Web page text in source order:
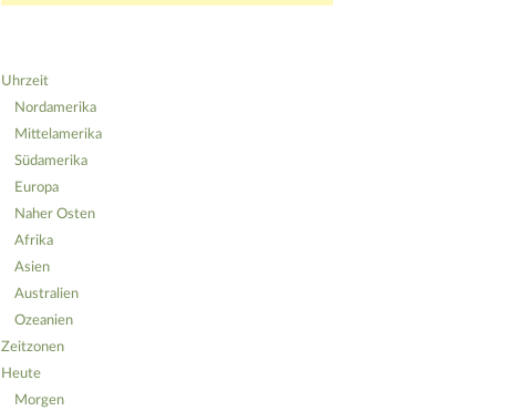
Uhrzeit
Nordamerika
Mittelamerika
Südamerika
Europa
Naher Osten
Afrika
Asien
Australien
Ozeanien
Zeitzonen
Heute
Morgen